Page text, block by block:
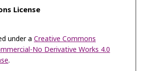
License
under a Creative Commons
No Derivative Works 4.0
.